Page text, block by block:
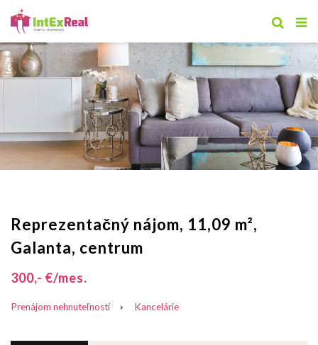
Reprezentačný nájom, 11,09 m²,
Galanta, centrum
300,- €/mes.
Prenájom nehnuteľností Kancelárie